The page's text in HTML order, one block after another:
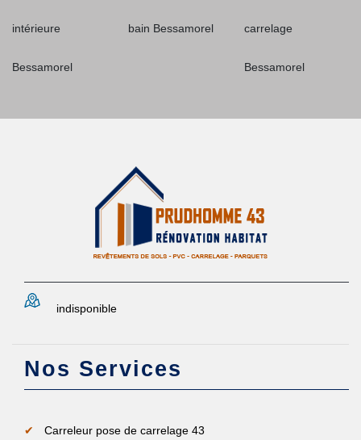
intérieure
Bessamorel
bain Bessamorel carrelage
Bessamorel
indisponible
Nos Services
Carreleur pose de carrelage 43